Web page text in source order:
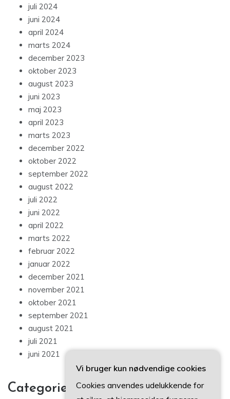
juli 2024
juni 2024
april 2024
marts 2024
december 2023
oktober 2023
august 2023
juni 2023
maj 2023
april 2023
marts 2023
december 2022
oktober 2022
september 2022
august 2022
juli 2022
juni 2022
april 2022
marts 2022
februar 2022
januar 2022
december 2021
november 2021
oktober 2021
september 2021
august 2021
juli 2021
juni 2021
Categories
Vi bruger kun nødvendige cookies
Cookies anvendes udelukkende for